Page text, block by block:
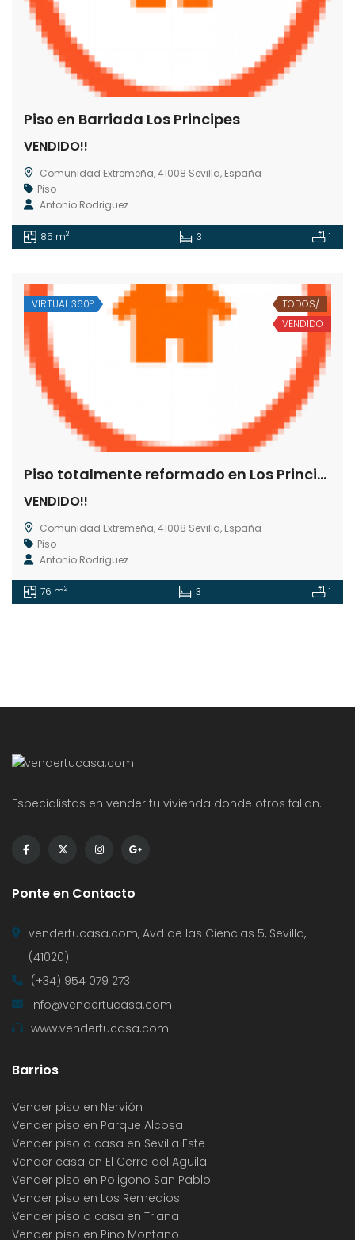
Piso en Barriada Los Principes
VENDIDO!!
Comunidad Extremeña, 41008 Sevilla, España
Piso
Antonio Rodriguez
85 m2 3 1
VIRTUAL 360º
TODOS/
VENDIDO
Piso totalmente reformado en Los Principes
VENDIDO!!
Comunidad Extremeña, 41008 Sevilla, España
Piso
Antonio Rodriguez
76 m2 3 1
Especialistas en vender tu vivienda donde otros fallan.
Ponte en Contacto
vendertucasa.com, Avd de las Ciencias 5, Sevilla,
(41020)
(+34) 954 079 273
info@vendertucasa.com
www.vendertucasa.com
Barrios
Vender piso en Nervión
Vender piso en Parque Alcosa
Vender piso o casa en Sevilla Este
Vender casa en El Cerro del Aguila
Vender piso en Poligono San Pablo
Vender piso en Los Remedios
Vender piso o casa en Triana
Vender piso en Pino Montano